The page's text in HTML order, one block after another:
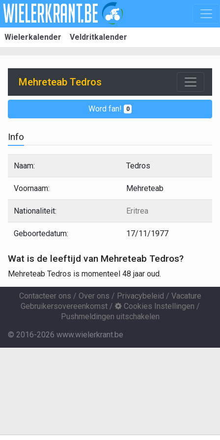
Wielerkalender Veldritkalender
Mehreteab Tedros
Word fan! 0
Info
Naam: Tedros
Voornaam: Mehreteab
Nationaliteit: Eritrea
Geboortedatum: 17/11/1977
Wat is de leeftijd van Mehreteab Tedros?
Mehreteab Tedros is momenteel 48 jaar oud.
Contacteer ons / Over ons / Privacybeleid / Vacature
Gebruikersovereenkomst/ Cookies Instellingen /
Pushmeldingen uitschakelen
© 2016-2026 www.wielerkrant.be